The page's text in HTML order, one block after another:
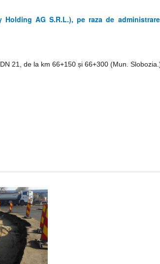
AG S.R.L.), pe raza de
21, de la km 66+150 și 66+300 (Mun.